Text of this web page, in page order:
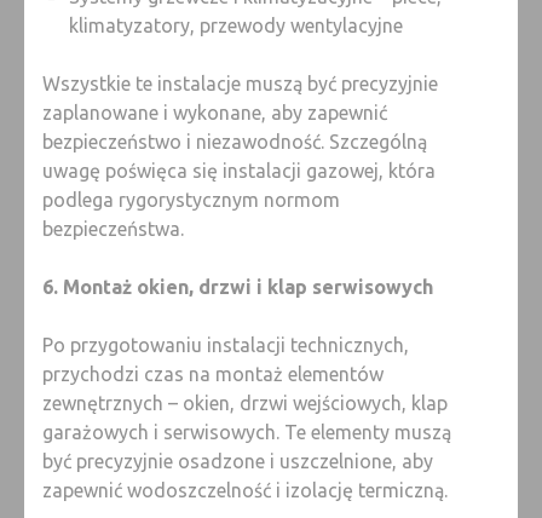
klimatyzatory, przewody wentylacyjne
Wszystkie te instalacje muszą być precyzyjnie
zaplanowane i wykonane, aby zapewnić
bezpieczeństwo i niezawodność. Szczególną
uwagę poświęca się instalacji gazowej, która
podlega rygorystycznym normom
bezpieczeństwa.
6. Montaż okien, drzwi i klap serwisowych
Po przygotowaniu instalacji technicznych,
przychodzi czas na montaż elementów
zewnętrznych – okien, drzwi wejściowych, klap
garażowych i serwisowych. Te elementy muszą
być precyzyjnie osadzone i uszczelnione, aby
zapewnić wodoszczelność i izolację termiczną.